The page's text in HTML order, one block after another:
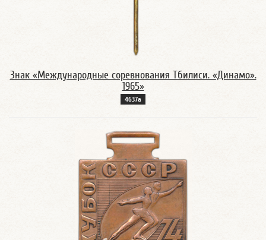
Знак «Международные соревнования Тбилиси. «Динамо».
1965»
4637а